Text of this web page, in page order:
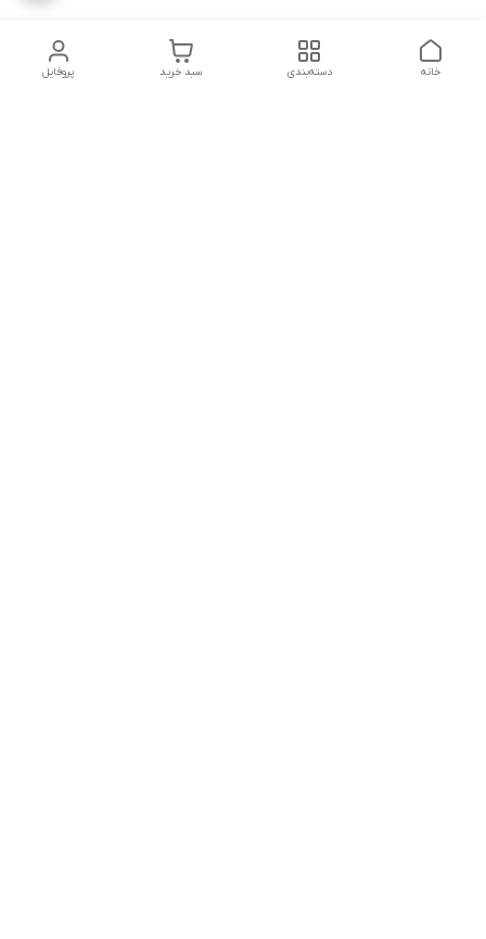
پروفایل سبد خرید دسته‌بندی خانه